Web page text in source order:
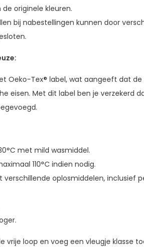
originele kleuren.
bij nabestellingen kunnen door
Oeko-Tex® label, wat aangeeft dat
eisen. Met dit label ben je verzekerd
met mild wasmiddel.
110°C indien nodig.
verschillende oplosmiddelen, inclusief
vrije loop en voeg een vleugje klasse